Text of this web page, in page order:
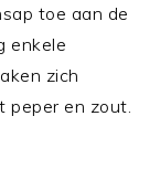
toe aan de
enkele
zich
peper en zout.